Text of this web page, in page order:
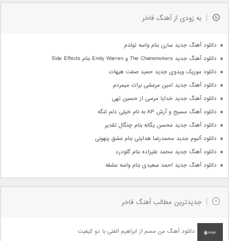
به زودی از آهنگ فاخر
دانلود آهنگ جدید سارن بنام واسه تولدم
دانلود آهنگ جدید The Chainsmokers و Emily Warren بنام Side Effects
دانلود موزیک ویدوی جدید حمید صفت هیهات
دانلود آهنگ جدید امین مرعشی برات میمردم
دانلود آهنگ جدید خدایا مرسی از حسین تهی
دانلود آهنگ مسیح و آرش AP به نام خیلی دلم تنگه
دانلود آهنگ جدید محسن یگانه بنام چنگال تقدیر
دانلود آلبوم جدید محمدرضا هدایتی بنام عشق پنهونی
دانلود آهنگ جدید محمد علیزاده بنام گلودرد
دانلود آهنگ جدید احمد سعیدی بنام واسه عشقه
جدیدترین مطالب آهنگ فاخر
دانلود آهنگ من مسم از ابراهیم الفتی با دو کیفیت